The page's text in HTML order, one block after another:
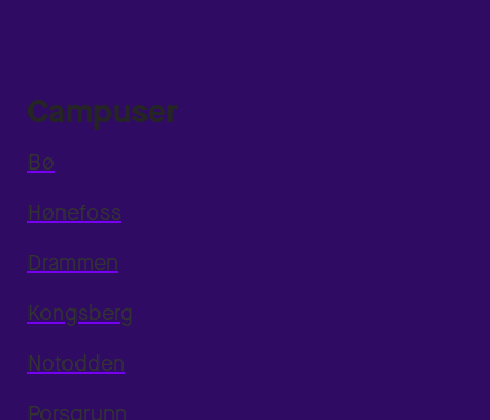
Campuser
Bø
Hønefoss
Drammen
Kongsberg
Notodden